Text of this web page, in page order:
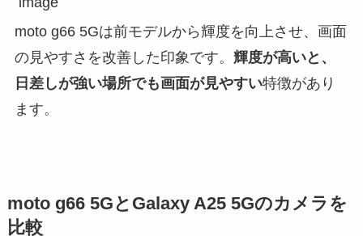
moto g66 5Gは前モデルから輝度を向上させ、画面
の見やすさを改善した印象です。 輝度が高いと、
日差しが強い場所でも画面が見やすい特徴があり
ます。
moto g66 5GとGalaxy A25 5Gのカメラを
比較